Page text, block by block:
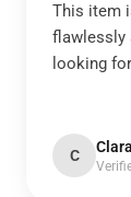
This item
flawlessly
looking
C Clara